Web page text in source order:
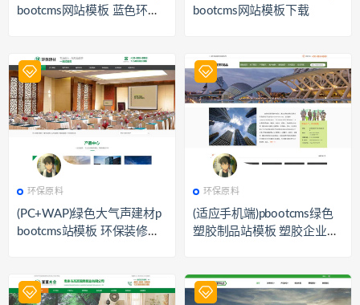
bootcms网站模板 蓝色环保
bootcms网站模板下载
541
环保原料
(PC+WAP)绿色大气声建材p
bootcms站模板 环保装修建
529
环保原料
(适应手机端)pbootcms绿色
塑胶制品站模板 塑胶企业站